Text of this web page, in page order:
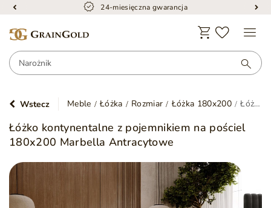
24-miesięczna gwarancja
Wstecz Meble Łóżka Rozmiar Łóżka 180x200 Łóżko kontynentalne z pojemnikiem na pościel 180x200 Marbella Antracytowe
Łóżko kontynentalne z pojemnikiem na pościel
180x200 Marbella Antracytowe